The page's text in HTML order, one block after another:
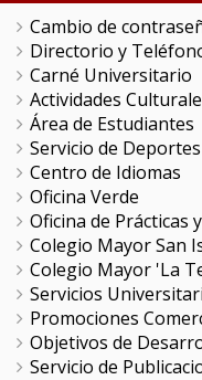
Cambio de
Directorio y
Carné Universitario
Actividades
Área de Estudiantes
Servicio de Deportes
Centro de Idiomas
Oficina Verde
Oficina de Prácticas
Colegio Mayor San
Colegio Mayor 'La
Servicios
Promociones
Objetivos de
Servicio de